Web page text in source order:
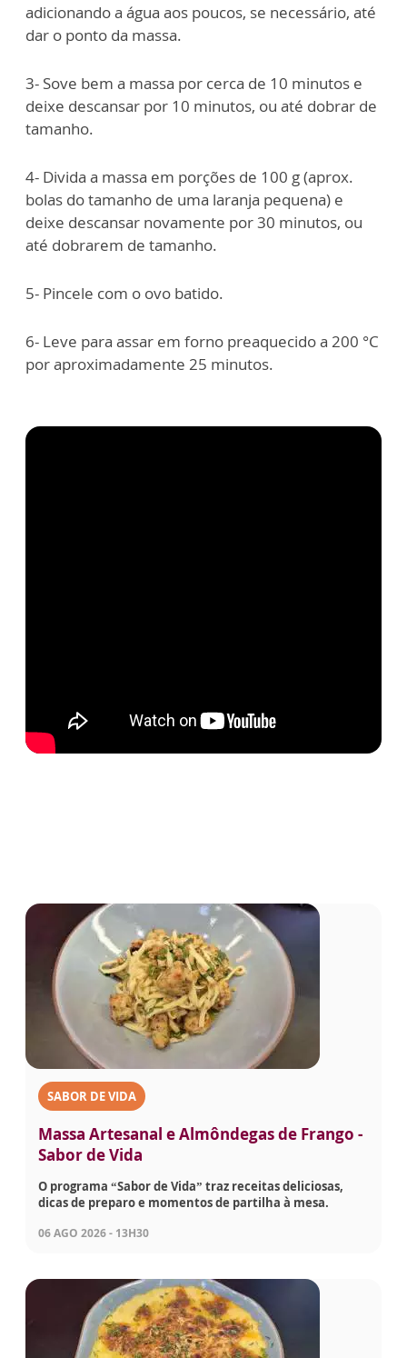
adicionando a água aos poucos, se necessário, até
dar o ponto da massa.
3- Sove bem a massa por cerca de 10 minutos e
deixe descansar por 10 minutos, ou até dobrar de
tamanho.
4- Divida a massa em porções de 100 g (aprox.
bolas do tamanho de uma laranja pequena) e
deixe descansar novamente por 30 minutos, ou
até dobrarem de tamanho.
5- Pincele com o ovo batido.
6- Leve para assar em forno preaquecido a 200 °C
por aproximadamente 25 minutos.
SABOR DE VIDA
Massa Artesanal e Almôndegas de Frango -
Sabor de Vida
O programa “Sabor de Vida” traz receitas deliciosas,
dicas de preparo e momentos de partilha à mesa.
06 AGO 2026 - 13H30